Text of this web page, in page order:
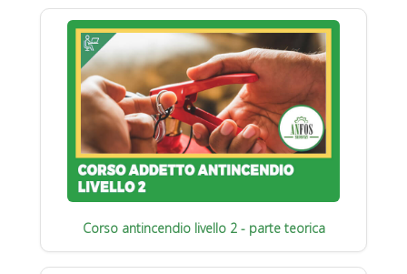
Corso antincendio livello 2 - parte teorica